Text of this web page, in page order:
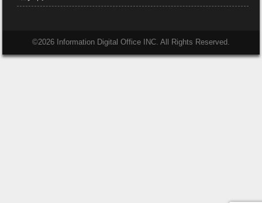
©2026 Information Digital Office INC. All Rights Reserved.